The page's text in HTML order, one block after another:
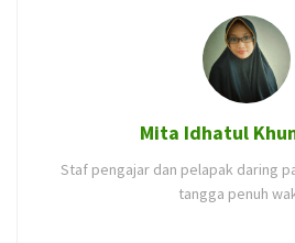
Mita Idhatul
Staf pengajar dan pelapak daring
tangga penuh